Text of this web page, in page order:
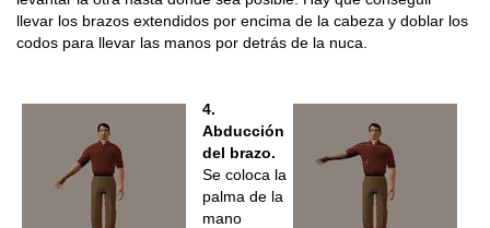
llevar los brazos extendidos por encima de la cabeza y doblar los
codos para llevar las manos por detrás de la nuca.
4.
Abducción
del brazo.
Se coloca la
palma de la
mano